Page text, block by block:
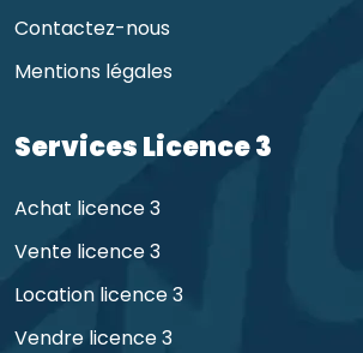
Contactez-nous
Mentions légales
Services Licence 3
Achat licence 3
Vente licence 3
Location licence 3
Vendre licence 3